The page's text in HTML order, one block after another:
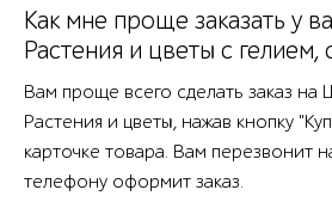
Как мне проще заказать у
Растения и цветы с гелием,
Вам проще всего сделать заказ
Растения и цветы, нажав кнопку
карточке товара. Вам перезвонит
телефону оформит заказ.